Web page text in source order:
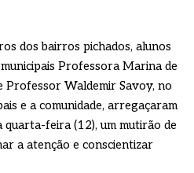
dos bairros pichados, alunos
Professora Marina de
Professor Waldemir Savoy, no
e a comunidade, arregaçaram
quarta-feira (12), um mutirão de
a atenção e conscientizar